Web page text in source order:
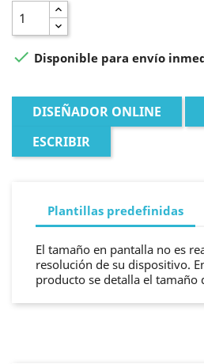
 Disponible para envío
DISEÑADOR ONLINE
ESCRIBIR
Plantillas predefinidas
El tamaño en pantalla no es
resolución de su dispositivo.
producto se detalla el tamaño